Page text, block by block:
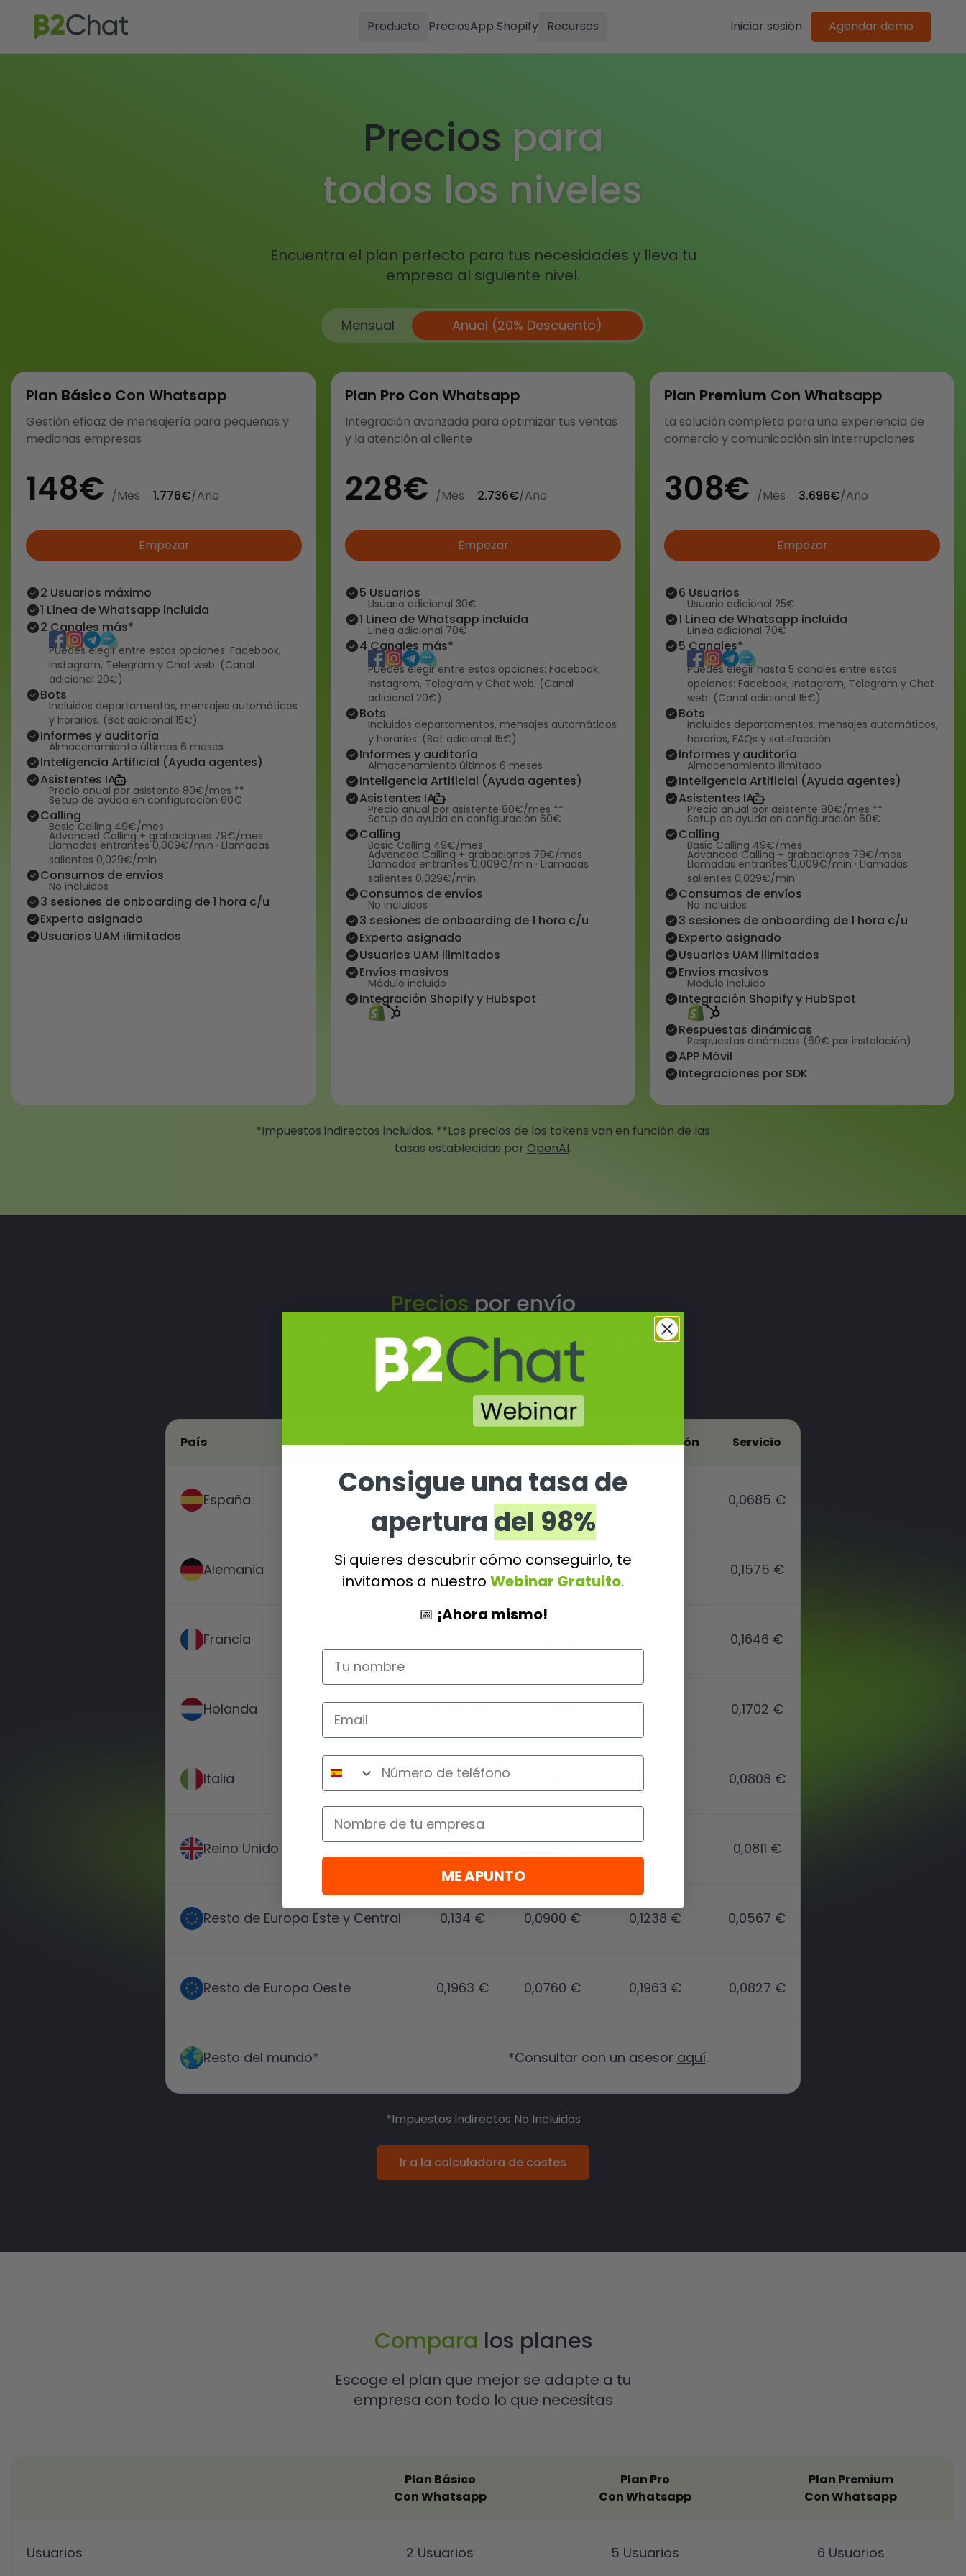
Producto PreciosApp Shopify Recursos Iniciar sesión Agendar demo
Precios para
todos los niveles
Encuentra el plan perfecto para tus necesidades y lleva tu
empresa al siguiente nivel.
Mensual Anual (20% Descuento)
Plan Básico Con Whatsapp
Gestión eficaz de mensajería para pequeñas y
medianas empresas
148€ /Mes 1.776€/año
Empezar
2 Usuarios máximo
1 Línea de Whatsapp incluida
2 Canales más*
Puedes elegir entre estas opciones: Facebook,
Instagram, Telegram y Chat web. (Canal
adicional 20€)
Bots
Incluidos departamentos, mensajes automáticos
y horarios. (Bot adicional 15€)
Informes y auditoría
Almacenamiento últimos 6 meses
Inteligencia Artificial (Ayuda agentes)
Asistentes IA
Precio anual por asistente 80€/mes **
Setup de ayuda en configuración 60€
Calling
Basic Calling 49€/mes
Advanced Calling + grabaciones 79€/mes
Llamadas entrantes 0,009€/min · Llamadas
salientes 0,029€/min
Consumos de envíos
No incluidos
3 sesiones de onboarding de 1 hora c/u
Experto asignado
Usuarios UAM ilimitados
Plan Pro Con Whatsapp
Integración avanzada para optimizar tus ventas
y la atención al cliente
228€ /Mes 2.736€/año
Empezar
5 Usuarios
Usuario adicional 30€
1 Línea de Whatsapp incluida
Línea adicional 70€
4 Canales más*
Puedes elegir entre estas opciones: Facebook,
Instagram, Telegram y Chat web. (Canal
adicional 20€)
Bots
Incluidos departamentos, mensajes automáticos
y horarios. (Bot adicional 15€)
Informes y auditoría
Almacenamiento últimos 6 meses
Inteligencia Artificial (Ayuda agentes)
Asistentes IA
Precio anual por asistente 80€/mes **
Setup de ayuda en configuración 60€
Calling
Basic Calling 49€/mes
Advanced Calling + grabaciones 79€/mes
Llamadas entrantes 0,009€/min · Llamadas
salientes 0,029€/min
Consumos de envíos
No incluidos
3 sesiones de onboarding de 1 hora c/u
Experto asignado
Usuarios UAM ilimitados
Envíos masivos
Módulo incluido
Integración Shopify y Hubspot
Plan Premium Con Whatsapp
La solución completa para una experiencia de
comercio y comunicación sin interrupciones
308€ /Mes 3.696€/año
Empezar
6 Usuarios
Usuario adicional 25€
1 Línea de Whatsapp incluida
Línea adicional 70€
5 Canales*
Puedes elegir hasta 5 canales entre estas
opciones: Facebook, Instagram, Telegram y Chat
web. (Canal adicional 15€)
Bots
Incluidos departamentos, mensajes automáticos,
horarios, FAQs y satisfacción.
Informes y auditoría
Almacenamiento ilimitado
Inteligencia Artificial (Ayuda agentes)
Asistentes IA
Precio anual por asistente 80€/mes **
Setup de ayuda en configuración 60€
Calling
Basic Calling 49€/mes
Advanced Calling + grabaciones 79€/mes
Llamadas entrantes 0,009€/min · Llamadas
salientes 0,029€/min
Consumos de envíos
No incluidos
3 sesiones de onboarding de 1 hora c/u
Experto asignado
Usuarios UAM ilimitados
Envíos masivos
Módulo incluido
Integración Shopify y HubSpot
Respuestas dinámicas
Respuestas dinámicas (60€ por instalación)
APP Móvil
Integraciones por SDK
*Impuestos indirectos incluidos. **Los precios de los tokens van en función de las
tasas establecidas por OpenAI.
Preciospor envío
Estas son las tarifas por envío de WhatsApp
según el país
País Marketing Utilidad Autenticación Servicio
España 0,0810 € 0,0685 €
Alemania 0,2024 € 0,1386 € 0,2024 € 0,1575 €
Francia 0,1646 €
Holanda 0,2383 € 0,1250 € 0,2202 € 0,1702 €
Italia 0,124 € 0,0808 €
Reino Unido 0,132 € 0,0557 € 0,0959 € 0,0811 €
Resto de Europa Este y Central 0,134 € 0,0900 € 0,1238 € 0,0567 €
Resto de Europa Oeste 0,1963 € 0,0760 € 0,1963 € 0,0827 €
Resto del mundo* *Consultar con un asesor aquí.
*Impuestos Indirectos No Incluidos
Ir a la calculadora de costes
Compara los planes
Escoge el plan que mejor se adapte a tu
empresa con todo lo que necesitas
Plan Básico
Con Whatsapp
Plan Pro
Con Whatsapp
Plan Premium
Con Whatsapp
Usuarios 2 Usuarios 5 Usuarios 6 Usuarios
Consigue una tasa de
aperturadel 98%
Si quieres descubrir cómo conseguirlo, te
invitamos a nuestro Webinar Gratuito.
📅 ¡Ahora mismo!
Nombre
Teléfono
Empresa
ME APUNTO